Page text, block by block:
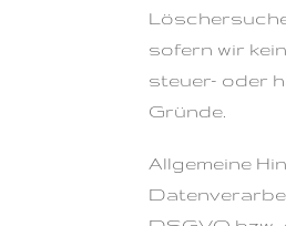
sofern wir
steuer- oder
Gründe.
Allgemeine